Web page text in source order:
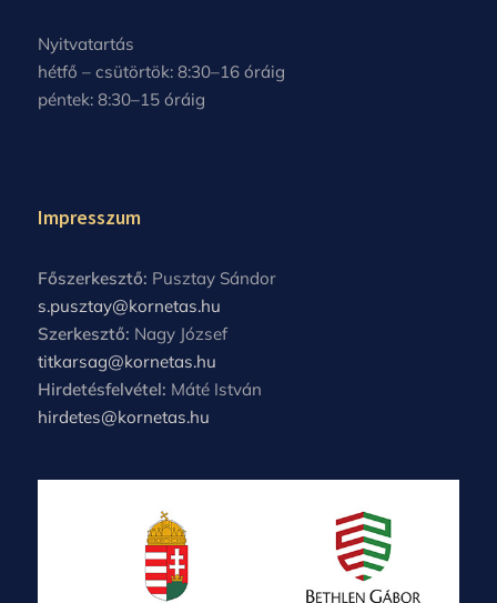
Nyitvatartás
hétfő – csütörtök: 8:30–16 óráig
péntek: 8:30–15 óráig
Impresszum
Főszerkesztő: Pusztay Sándor
s.pusztay@kornetas.hu
Szerkesztő: Nagy József
titkarsag@kornetas.hu
Hirdetésfelvétel: Máté István
hirdetes@kornetas.hu